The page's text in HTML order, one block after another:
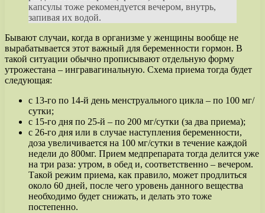
капсулы тоже рекомендуется вечером, внутрь,
запивая их водой.
Бывают случаи, когда в организме у женщины вообще не
вырабатывается этот важный для беременности гормон. В
такой ситуации обычно прописывают отдельную форму
утрожестана – ингравагинальную. Схема приема тогда будет
следующая:
с 13-го по 14-й день менструального цикла – по 100 мг/
сутки;
с 15-го дня по 25-й – по 200 мг/сутки (за два приема);
с 26-го дня или в случае наступления беременности,
доза увеличивается на 100 мг/сутки в течение каждой
недели до 800мг. Прием медпрепарата тогда делится уже
на три раза: утром, в обед и, соответственно – вечером.
Такой режим приема, как правило, может продлиться
около 60 дней, после чего уровень данного вещества
необходимо будет снижать, и делать это тоже
постепенно.